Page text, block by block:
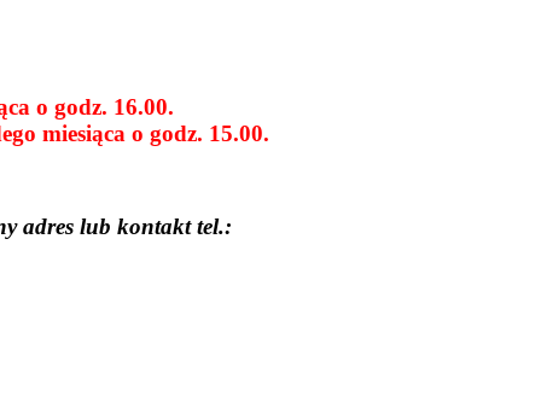
o godz. 16.00.
miesiąca o godz. 15.00.
adres lub kontakt tel.: